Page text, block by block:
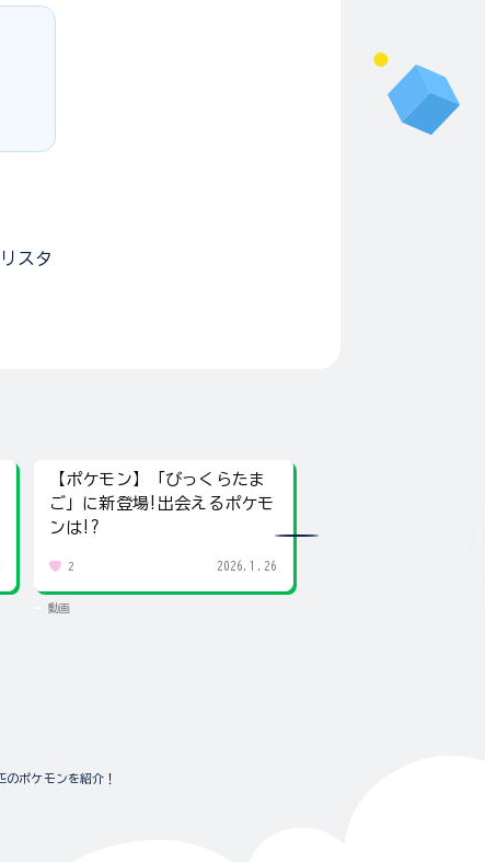
スタ
【ポケモン】「びっくらたま
ご」に新登場!出会えるポケモ
ンは!?
2 2026.1.26
動画
ポケモンを紹介！